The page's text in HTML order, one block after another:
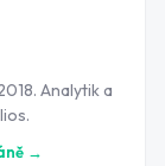
Analytik a
→